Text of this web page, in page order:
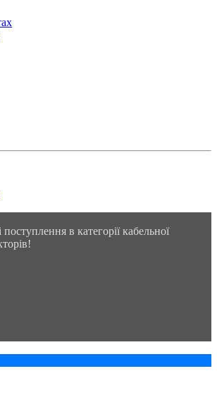
в категорії кабельної